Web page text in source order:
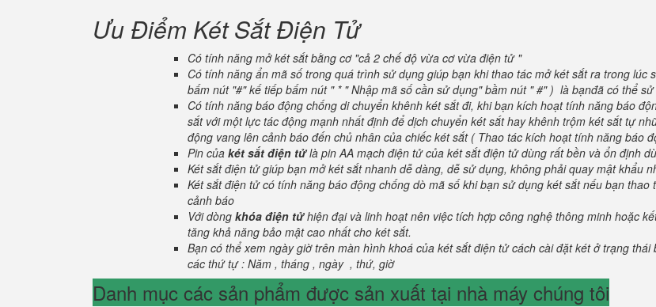
Ưu Điểm Két Sắt Điện Tử
Có tính năng mở két sắt bằng cơ "cả 2 chế độ vừa cơ vừa điện tử "
Có tính năng ẩn mã số trong quá trình sử dụng giúp bạn khi thao tác mở két sắt ra trong
bấm nút "#" kế tiếp bấm nút " * " Nhập mã số cần sử dụng" bầm nút " #" ) là bạnđã có thể
Có tính năng báo động chống di chuyển khênh két sắt đi, khi bạn kích hoạt tính năng báo
sắt với một lực tác động mạnh nhất định để dịch chuyển két sắt hay khênh trộm két sắt tự
động vang lên cảnh báo đến chủ nhân của chiếc két sắt ( Thao tác kích hoạt tính năng báo
Pin của két sắt điện tửlà pin AA mạch điện tử của két sắt điện tử dùng rất bền và ổn định
Két sắt điện tử giúp bạn mở két sắt nhanh dễ dàng, dễ sử dụng, không phải quay mật khẩu
Két sắt điện tử có tính năng báo động chống dò mã số khi bạn sử dụng két sắt nếu bạn
cảnh báo
Với dòng khóa điện tửhiện đại và linh hoạt nên việc tích hợp công nghệ thông minh hoặc
tăng khả năng bảo mật cao nhất cho két sắt.
Bạn có thể xem ngày giờ trên màn hình khoá của két sắt điện tử cách cài đặt két ở trạng
các thứ tự : Năm , tháng , ngày , thứ, giờ
Danh mục các sản phẩm được sản xuất tại nhà máy chúng tôi